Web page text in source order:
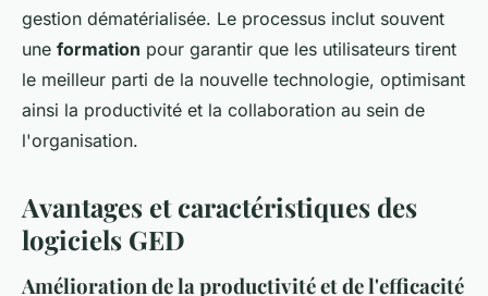
gestion dématérialisée. Le processus inclut souvent
une formation pour garantir que les utilisateurs tirent
le meilleur parti de la nouvelle technologie, optimisant
ainsi la productivité et la collaboration au sein de
l'organisation.
Avantages et caractéristiques des
logiciels GED
Amélioration de la productivité et de l'efficacité